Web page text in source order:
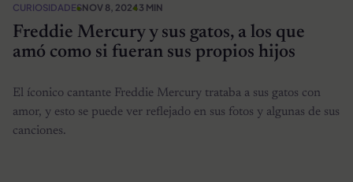
CURIOSIDADESNOV 8, 20243 MIN
Freddie Mercury y sus gatos, a los que
amó como si fueran sus propios hijos
El íconico cantante Freddie Mercury trataba a sus gatos con
amor, y esto se puede ver reflejado en sus fotos y algunas de sus
canciones.